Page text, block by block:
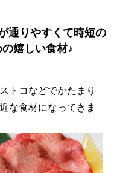
通りやすくて時短の
嬉しい食材♪
トコなどでかたまり
な食材になってきま